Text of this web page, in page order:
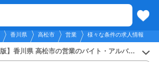
メニュー
香川県 高松市 営業 様々な条件の求人情報
県 高松市の営業のバイト・アルバイト・パートの求人募集情報